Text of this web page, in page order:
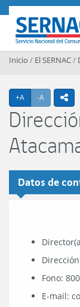
Contenido principal
SERNAC
Inicio / El SERNAC/
+A Agrandar texto
-A Achicar
Datos de
Fono:
E-mail: